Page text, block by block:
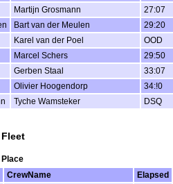
Martijn Grosmann 27:07
Bart van der Meulen 29:20
Karel van der Poel OOD
Marcel Schers 29:50
Gerben Staal 33:07
Olivier Hoogendorp 34:!0
Tyche Wamsteker DSQ
Fleet
CrewName Elapsed